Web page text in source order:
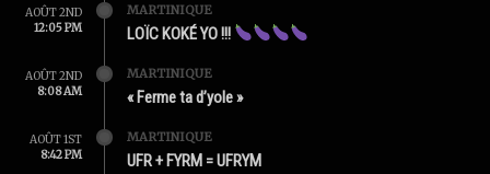
AOÛT 2ND
12:05 PM
MARTINIQUE
LOÏC KOKÉ YO !!!
AOÛT 2ND
8:08 AM
MARTINIQUE
« Ferme ta d’yole »
AOÛT 1ST
8:42 PM
MARTINIQUE
UFR + FYRM = UFRYM